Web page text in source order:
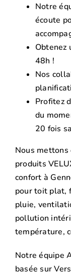
Notre
écoute
Obtenez
48h !
Nos
Profitez
du
20 fois
Nous mettons
produits
confort à
pour toit plat,
pluie,
pollution
température,
Notre équipe
basée sur